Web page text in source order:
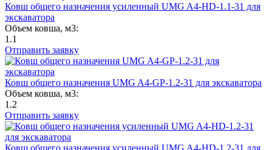
Ковш общего назначения усиленный UMG A4-HD-1.1-31 для
экскаватора
Объем ковша, м3:
1.1
Отправить заявку
Ковш общего назначения UMG A4-GP-1.2-31 для экскаватора
Объем ковша, м3:
1.2
Отправить заявку
Ковш общего назначения усиленный UMG A4-HD-1.2-31 для